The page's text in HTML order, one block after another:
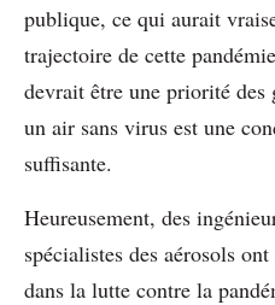
publique, ce qui aurait
trajectoire de cette
devrait être une priorité des
un air sans virus est une
suffisante.
Heureusement, des
spécialistes des aérosols
dans la lutte contre la